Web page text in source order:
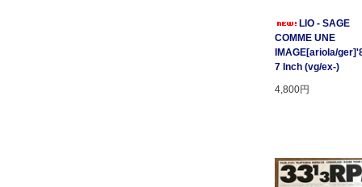
LIO - SAGE
COMME UNE
IMAGE[ariola/
7 Inch (vg/ex-)
4,800円